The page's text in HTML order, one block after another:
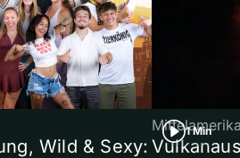
Wild & Sexy:
1 Min